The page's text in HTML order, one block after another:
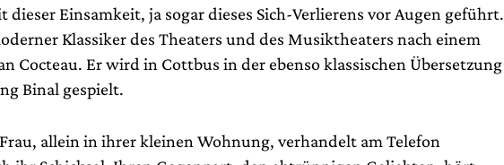
dieser Einsamkeit, ja sogar dieses Sich-Verlierens vor Augen geführt.
Klassiker des Theaters und des Musiktheaters nach einem
Cocteau. Er wird in Cottbus in der ebenso klassischen Übersetzung
Binal gespielt.
allein in ihrer kleinen Wohnung, verhandelt am Telefon